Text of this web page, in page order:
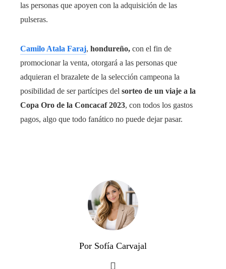
las personas que apoyen con la adquisición de las
pulseras.
Camilo Atala Faraj, hondureño, con el fin de
promocionar la venta, otorgará a las personas que
adquieran el brazalete de la selección campeona la
posibilidad de ser partícipes del sorteo de un viaje a la
Copa Oro de la Concacaf 2023, con todos los gastos
pagos, algo que todo fanático no puede dejar pasar.
Por Sofía Carvajal